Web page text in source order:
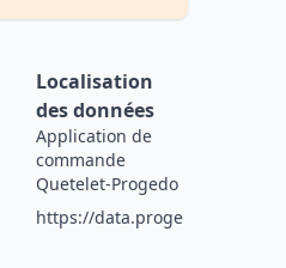
Localisation
des données
Application de
commande
Quetelet-Progedo
https://data.progedo.fr